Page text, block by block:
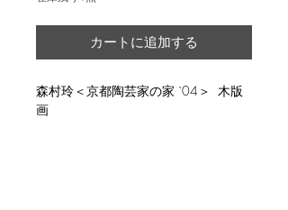
カートに追加する
森村玲＜京都陶芸家の家 `04＞ 木版
画